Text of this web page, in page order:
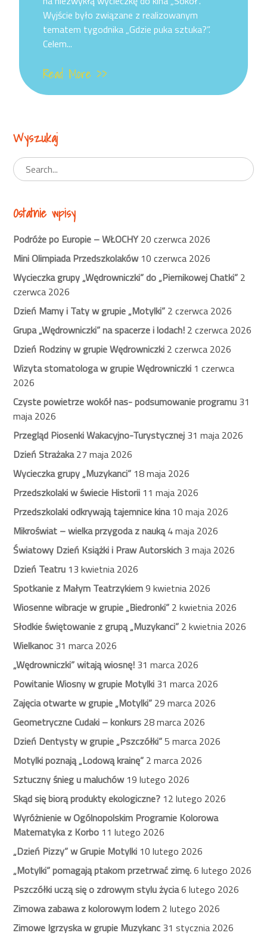
Wyjście było związane z realizowanym
tematem tygodnika „Gdzie puka sztuka?”.
Celem...
Read More >>
Wyszukaj
Ostatnie wpisy
Podróże po Europie – WŁOCHY20 czerwca 2026
Mini Olimpiada Przedszkolaków10 czerwca 2026
Wycieczka grupy „Wędrowniczki” do „Piernikowej Chatki” 2
czerwca 2026
Dzień Mamy i Taty w grupie „Motylki” 2 czerwca 2026
Grupa „Wędrowniczki” na spacerze i lodach! 2 czerwca 2026
Dzień Rodziny w grupie Wędrowniczki 2 czerwca 2026
Wizyta stomatologa w grupie Wędrowniczki 1 czerwca
2026
Czyste powietrze wokół nas- podsumowanie programu 31
maja 2026
Przegląd Piosenki Wakacyjno-Turystycznej 31 maja 2026
Dzień Strażaka27 maja 2026
Wycieczka grupy „Muzykanci” 18 maja 2026
Przedszkolaki w świecie Historii 11 maja 2026
Przedszkolaki odkrywają tajemnice kina10 maja 2026
Mikroświat – wielka przygoda z nauką4 maja 2026
Światowy Dzień Książki i Praw Autorskich 3 maja 2026
Dzień Teatru 13 kwietnia 2026
Spotkanie z Małym Teatrzykiem9 kwietnia 2026
Wiosenne wibracje w grupie „Biedronki” 2 kwietnia 2026
Słodkie świętowanie z grupą „Muzykanci” 2 kwietnia 2026
Wielkanoc 31 marca 2026
„Wędrowniczki” witają wiosnę! 31 marca 2026
Powitanie Wiosny w grupie Motylki 31 marca 2026
Zajęcia otwarte w grupie „Motylki” 29 marca 2026
Geometryczne Cudaki – konkurs 28 marca 2026
Dzień Dentysty w grupie „Pszczółki”5 marca 2026
Motylki poznają „Lodową krainę” 2 marca 2026
Sztuczny śnieg u maluchów19 lutego 2026
Skąd się biorą produkty ekologiczne? 12 lutego 2026
Wyróżnienie w Ogólnopolskim Programie Kolorowa
Matematyka z Korbo 11 lutego 2026
„Dzień Pizzy” w Grupie Motylki 10 lutego 2026
„Motylki” pomagają ptakom przetrwać zimę.6 lutego 2026
Pszczółki uczą się o zdrowym stylu życia6 lutego 2026
Zimowa zabawa z kolorowym lodem 2 lutego 2026
Zimowe Igrzyska w grupie Muzykanc 31 stycznia 2026